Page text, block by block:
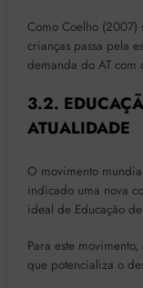
Como Coelho (2007)
crianças passa pela
demanda do AT com
3.2.
ATUALIDADE
O movimento
indicado uma nova
ideal de Educação
Para este
que potencializa o